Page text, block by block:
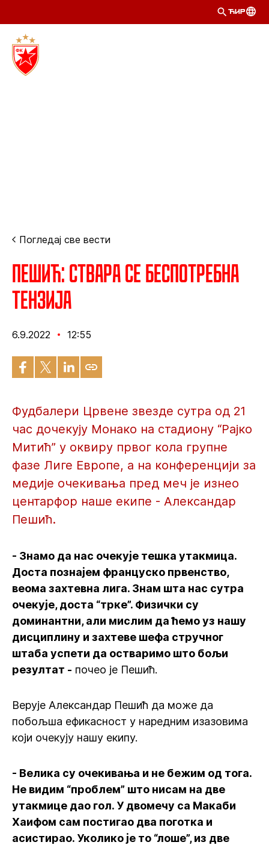
ЋИР
Погледај све вести
Пешић: Ствара се беспотребна
тензија
6.9.2022 12:55
Фудбалери Црвене звезде сутра од 21
час дочекују Монако на стадиону “Рајко
Митић” у оквиру првог кола групне
фазе Лиге Европе, а на конференцији за
медије очекивања пред меч је изнео
центарфор наше екипе - Александар
Пешић.
- Знамо да нас очекује тешка утакмица.
Доста познајем француско првенство,
веома захтевна лига. Знам шта нас сутра
очекује, доста “трке”. Физички су
доминантни, али мислим да ћемо уз нашу
дисциплину и захтеве шефа стручног
штаба успети да остваримо што бољи
резултат - почео је Пешић.
Верује Александар Пешић да може да
побољша ефикасност у наредним изазовима
који очекују нашу екипу.
- Велика су очекивања и не бежим од тога.
Не видим “проблем” што нисам на две
утакмице дао гол. У двомечу са Макаби
Хаифом сам постигао два поготка и
асистирао. Уколико је то “лоше”, из две